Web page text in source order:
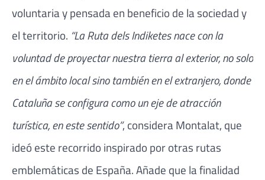
voluntaria y pensada en beneficio de la sociedad y
el territorio. “La Ruta dels Indiketes nace con la
voluntad de proyectar nuestra tierra al exterior, no solo
en el ámbito local sino también en el extranjero, donde
Cataluña se configura como un eje de atracción
turística, en este sentido”, considera Montalat, que
ideó este recorrido inspirado por otras rutas
emblemáticas de España. Añade que la finalidad